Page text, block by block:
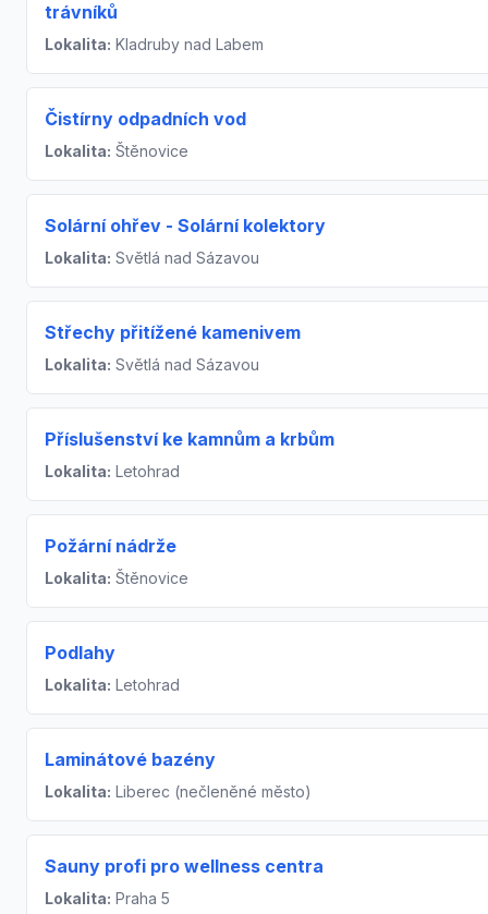
trávníků
Lokalita: Kladruby nad Labem
Čistírny odpadních vod
Lokalita: Štěnovice
Solární ohřev - Solární kolektory
Lokalita: Světlá nad Sázavou
Střechy přitížené kamenivem
Lokalita: Světlá nad Sázavou
Příslušenství ke kamnům a krbům
Lokalita: Letohrad
Požární nádrže
Lokalita: Štěnovice
Podlahy
Lokalita: Letohrad
Laminátové bazény
Lokalita: Liberec (nečleněné město)
Sauny profi pro wellness centra
Lokalita: Praha 5